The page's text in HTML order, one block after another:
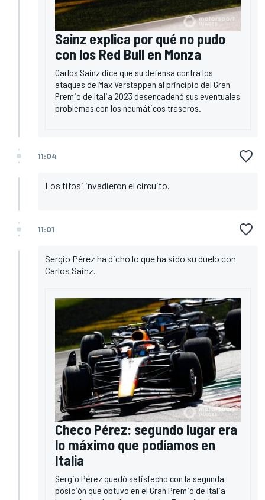
Sainz explica por qué no pudo
con los Red Bull en Monza
Carlos Sainz dice que su defensa contra los
ataques de Max Verstappen al principio del Gran
Premio de Italia 2023 desencadenó sus eventuales
problemas con los neumáticos traseros.
11:04
Los tifosi invadieron el circuito.
11:01
Sergio Pérez ha dicho lo que ha sido su duelo con
Carlos Sainz.
Checo Pérez: segundo lugar era
lo máximo que podíamos en
Italia
Sergio Pérez quedó satisfecho con la segunda
posición que obtuvo en el Gran Premio de Italia